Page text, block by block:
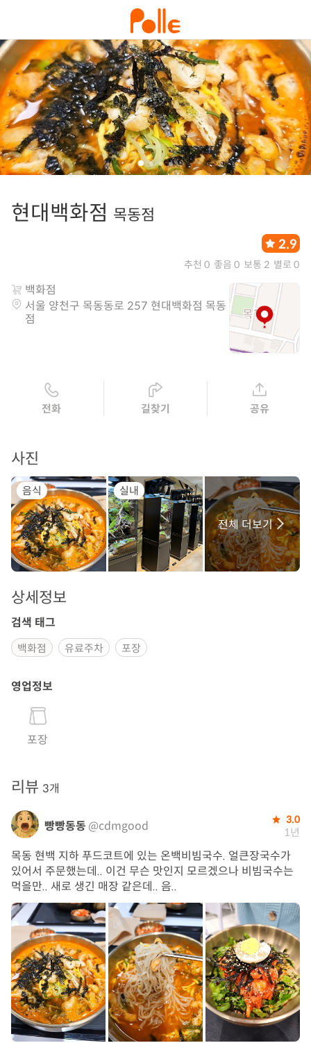
현대백화점 목동점
2.9
추천 0 좋음 0 보통 2 별로 0
백화점
서울 양천구 목동동로 257 현대백화점 목동
점
전화 길찾기 공유
사진
음식 실내
전체 더보기
상세정보
검색 태그
백화점 유료주차 포장
영업정보
포장
리뷰 3개
빵빵동동 @cdmgood 3.0
1년
목동 현백 지하 푸드코트에 있는 온백비빔국수. 얼큰장국수가
있어서 주문했는데.. 이건 무슨 맛인지 모르겠으나 비빔국수는
먹을만.. 새로 생긴 매장 같은데.. 음..